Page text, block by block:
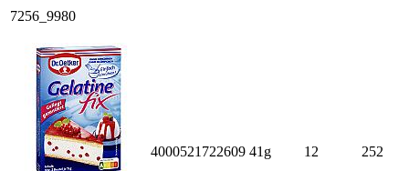
7256_9980
4000521722609 41g 12 252